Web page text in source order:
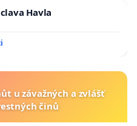
Havla
u závažných a zvlášť
činů